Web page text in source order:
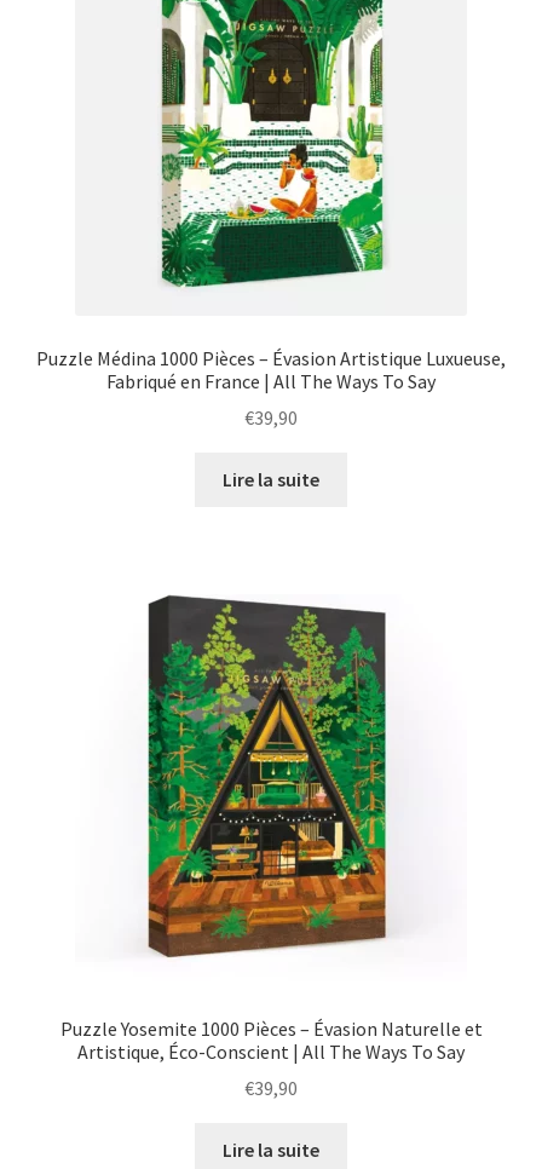
Puzzle Médina 1000 Pièces – Évasion Artistique Luxueuse,
Fabriqué en France | All The Ways To Say
€39,90
Lire la suite
Puzzle Yosemite 1000 Pièces – Évasion Naturelle et
Artistique, Éco-Conscient | All The Ways To Say
€39,90
Lire la suite